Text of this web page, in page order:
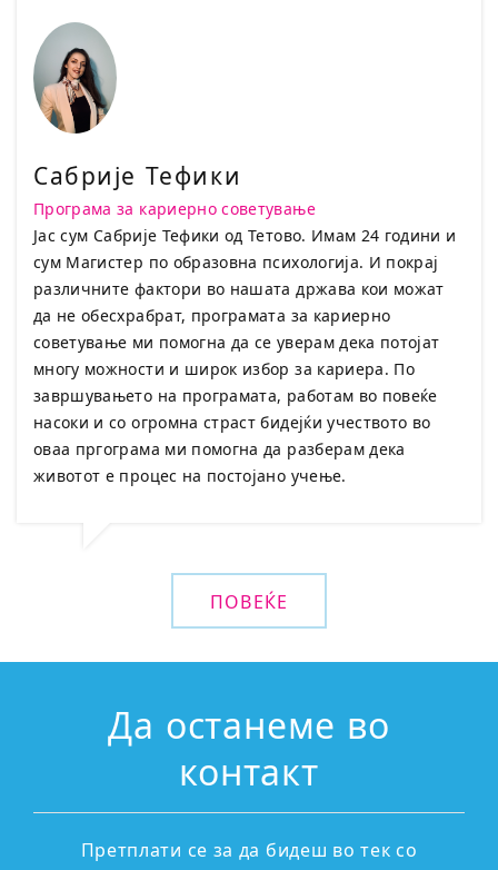
Сабрије Тефики
Програма за кариерно советување
Јас сум Сабрије Тефики од Тетово. Имам 24 години и
сум Магистер по образовна психологија. И покрај
различните фактори во нашата држава кои можат
да не обесхрабрат, програмата за кариерно
советување ми помогна да се уверам дека потојат
многу можности и широк избор за кариера. По
завршувањето на програмата, работам во повеќе
насоки и со огромна страст бидејќи учеството во
оваа пргограма ми помогна да разберам дека
животот е процес на постојано учење.
ПОВЕЌЕ
Да останеме во
контакт
Претплати се за да бидеш во тек со